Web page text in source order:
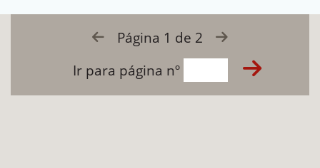
Ir para a página anterior
Página 1 de 2 Ir para a
Ir para página nº